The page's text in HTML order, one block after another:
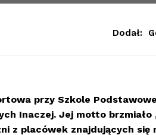
Dodał:
przy Szkole
Inaczej. Jej motto
z placówek znajdujących się